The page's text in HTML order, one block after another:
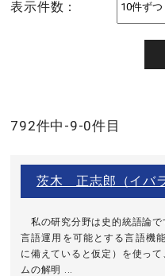
表示件数：
792件中-9-0件目
茨木 正志郎（イバ
私の研究分野は史的統語論で
言語運用を可能とする言語機
に備えていると仮定）を使っ
ムの解明 ...